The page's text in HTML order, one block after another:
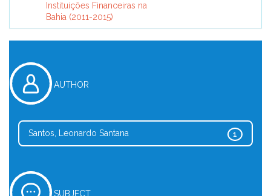
Instituições Financeiras na
Bahia (2011-2015)
AUTHOR
1
Santos, Leonardo Santana
SUBJECT